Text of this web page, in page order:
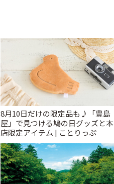
8月10日だけの限定品も♪「豊島
屋」で見つける鳩の日グッズと本
店限定アイテム | ことりっぷ